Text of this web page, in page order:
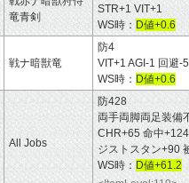
竜青剣
STR+1 VIT+1
WS時： D値+0.6
戦ナ暗獣竜
防4
VIT+1 AGI-1 回避-
WS時： D値+0.6
All Jobs
防428
両手両脚両足装備
CHR+65 命中
ジストスタン+90
WS時： D値+61.2